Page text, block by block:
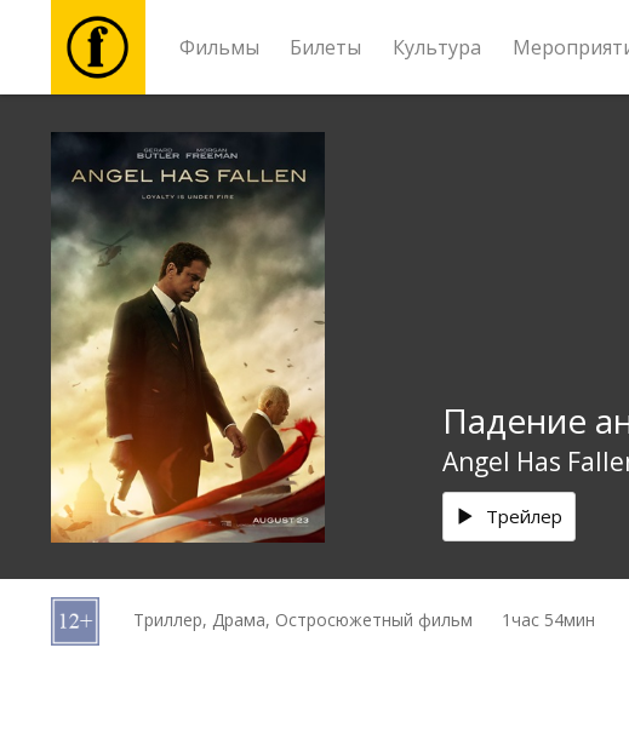
Фильмы Билеты Культура
Фильмы
Билеты
Культура
Мероприятия
Новости
Подарки
B2B
Падение
Angel Has
Трейлер
Триллер, Драма, Остросюжетный фильм 1час 54мин